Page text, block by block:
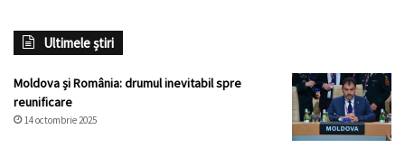
Ultimele știri
Moldova și România: drumul inevitabil spre
reunificare
14 octombrie 2025